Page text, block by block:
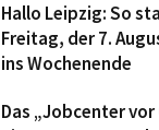
Hallo Leipzig: So
Freitag, der 7.
ins Wochenende
Das „Jobcenter